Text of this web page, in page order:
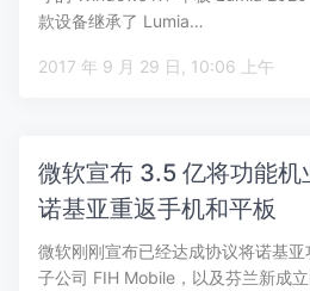
款设备继承了 Lumia…
2017 年 9 月 29 日, 10:06 上午
微软宣布 3.5 亿将功能机
诺基亚重返手机和平板
微软刚刚宣布已经达成协议将诺基
子公司 FIH Mobile，以及芬兰新成